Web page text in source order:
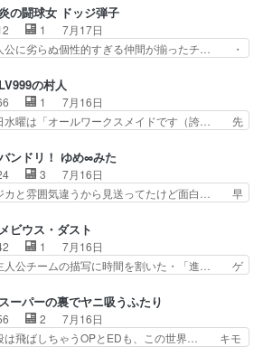
でいいのか？と思わない… 貴族は階級社会で
だ。や、やはり同性に… 第２話をU-NEXTで
しました。視聴…
真っ直ぐな主人公と、拗らせに拗ら… にて、
部長役で出演させていただきまし… すげえお
ろかった。アバンの諸星大二郎… ◤￣￣￣￣
￣￣￣￣￣￣￣￣名場面アイ… メンバーと部
ジャンル描いてどんどん… 春の南東の空のお
座付近明るい星は20… 明るい現役の青春と
過去の情念とが良い…
の闘球女 ドッジ弾子
1
7月17日
公に劣らぬ個性的すぎる仲間が揃ったチ… ・
!因縁のライバル!善の立ち位置で… しょーも
んなもん真面目に見たらバカ… 宿命のライ
の襲撃に始まり、燃えるシチ… 早くもライバ
ーム。敵もなかなかに個性… があると思った
登場し、魅力的なキ… やはり強敵に勝つには
だよ。平仮名で呼… ライバル登場から特訓ま
常なテンポと異…
の村人
1
7月16日
水曜は「オールワークスメイドです（誇… 先
まで！✦キャストサイン入り… 人族と魔族
合を目指す浩二…目指すもの… アリスとメノ
話から魔王軍の大規模な宣… 鏡から「アリ
共存の道はやっぱ険しいぜ… 鏡とソフトクリ
の揺るがない信念に思… 鏡さん、活躍する度
感度爆上がりですね… ケンタウロス族面白か
ですね♪タカコち…
ンドリ！ ゆめ∞みた
3
7月16日
カと雰囲気違うから見送ってたけど面白… 早
偶然イベント会場に居合わせてしま… ビオラ
つほんま……残りの2人はビオラ… 見てて興
息苦しさを同時に感じさせるビ… ビオラちゃ
お陰であられちゃんと律ちゃ… ・日本語特有
期一の悪役がいたとは。… 友達との会話でフ
リィブゥケのイベント… ・ビオラはあられを
けて悪だくみを策略…
ビウス・ダスト
1
7月16日
人公チームの描写に時間を割いた・「進… ゲ
公の強火古参ファン出てきたけど何… 勝利に
れる面々の中、アラキは自分の能… ラムスは
で負傷した体の部位を補修した… 次のゲーム
対決のエピソード。そうなっ… ポリスホッパ
ーパーの裏でヤニ吸うふたり
2
7月16日
は飛ばしちゃうOPとEDも、この世界… キモ